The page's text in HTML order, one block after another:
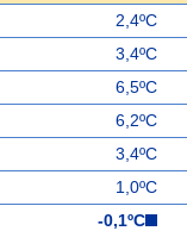
2,4ºC
3,4ºC
6,5ºC
6,2ºC
3,4ºC
1,0ºC
-0,1ºC